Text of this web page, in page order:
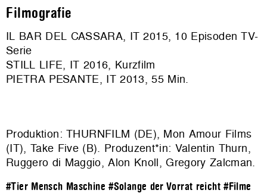
Filmografie
IL BAR DEL CASSARA, IT 2015, 10 Episoden TV-
Serie
STILL LIFE, IT 2016, Kurzfilm
PIETRA PESANTE, IT 2013, 55 Min.
Produktion: THURNFILM (DE), Mon Amour Films
(IT), Take Five (B). Produzent*in: Valentin Thurn,
Ruggero di Maggio, Alon Knoll, Gregory Zalcman.
#Tier Mensch Maschine #Solange der Vorrat reicht #Filme